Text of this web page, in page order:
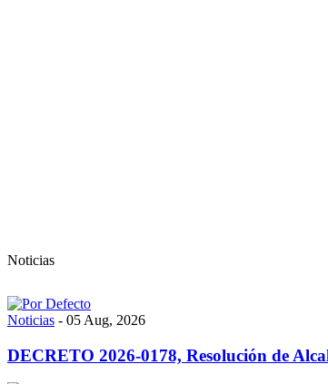
Noticias
Noticias - 05 Aug, 2026
DECRETO 2026-0178, Resolución de